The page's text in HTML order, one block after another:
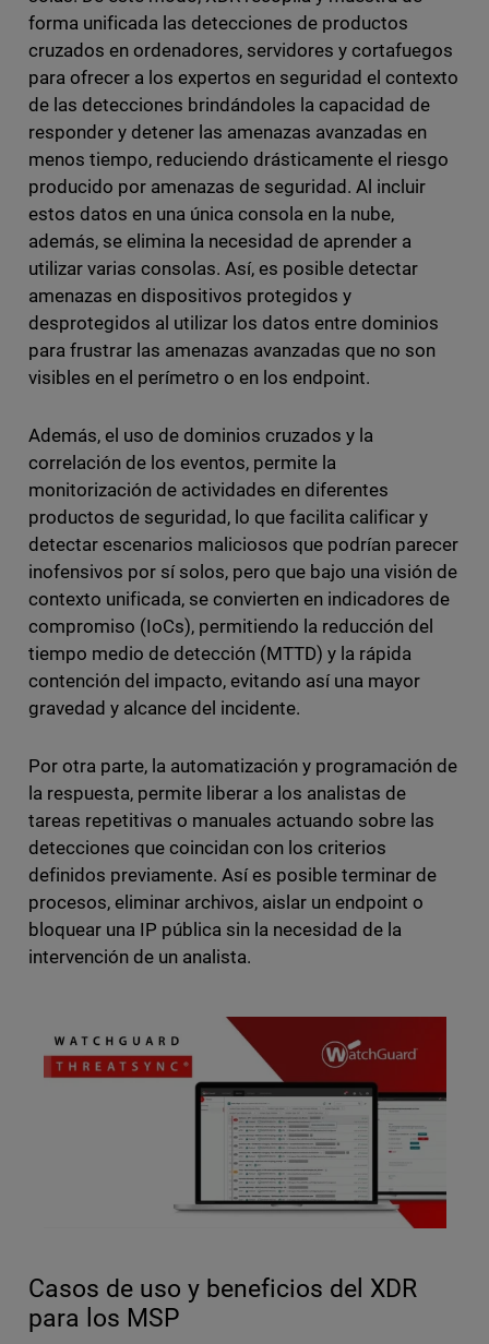
forma unificada las detecciones de productos
cruzados en ordenadores, servidores y cortafuegos
para ofrecer a los expertos en seguridad el contexto
de las detecciones brindándoles la capacidad de
responder y detener las amenazas avanzadas en
menos tiempo, reduciendo drásticamente el riesgo
producido por amenazas de seguridad. Al incluir
estos datos en una única consola en la nube,
además, se elimina la necesidad de aprender a
utilizar varias consolas. Así, es posible detectar
amenazas en dispositivos protegidos y
desprotegidos al utilizar los datos entre dominios
para frustrar las amenazas avanzadas que no son
visibles en el perímetro o en los endpoint.
Además, el uso de dominios cruzados y la
correlación de los eventos, permite la
monitorización de actividades en diferentes
productos de seguridad, lo que facilita calificar y
detectar escenarios maliciosos que podrían parecer
inofensivos por sí solos, pero que bajo una visión de
contexto unificada, se convierten en indicadores de
compromiso (IoCs), permitiendo la reducción del
tiempo medio de detección (MTTD) y la rápida
contención del impacto, evitando así una mayor
gravedad y alcance del incidente.
Por otra parte, la automatización y programación de
la respuesta, permite liberar a los analistas de
tareas repetitivas o manuales actuando sobre las
detecciones que coincidan con los criterios
definidos previamente. Así es posible terminar de
procesos, eliminar archivos, aislar un endpoint o
bloquear una IP pública sin la necesidad de la
intervención de un analista.
Casos de uso y beneficios del XDR
para los MSP